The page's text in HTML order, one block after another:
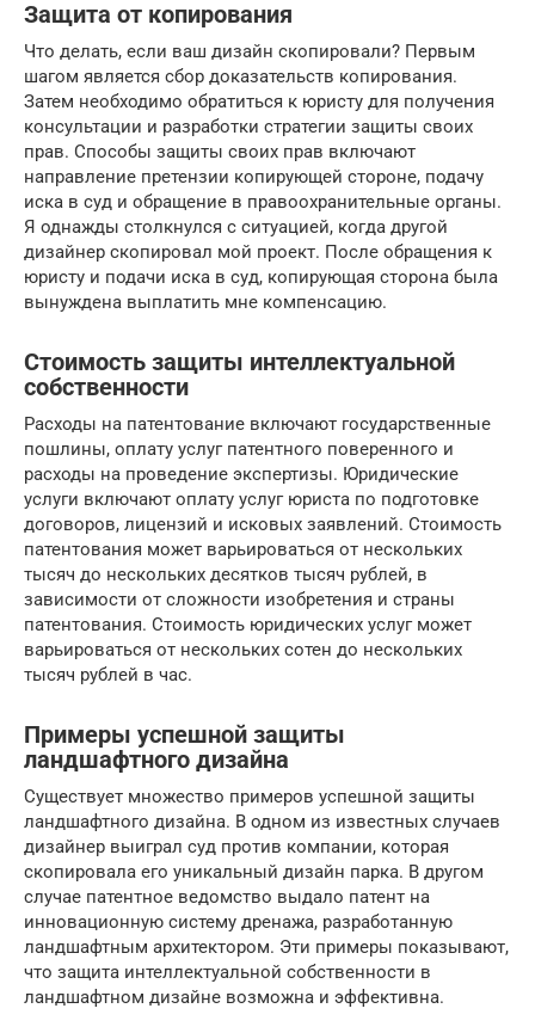
Защита от копирования
Что делать, если ваш дизайн скопировали? Первым
шагом является сбор доказательств копирования.
Затем необходимо обратиться к юристу для получения
консультации и разработки стратегии защиты своих
прав. Способы защиты своих прав включают
направление претензии копирующей стороне, подачу
иска в суд и обращение в правоохранительные органы.
Я однажды столкнулся с ситуацией, когда другой
дизайнер скопировал мой проект. После обращения к
юристу и подачи иска в суд, копирующая сторона была
вынуждена выплатить мне компенсацию.
Стоимость защиты интеллектуальной
собственности
Расходы на патентование включают государственные
пошлины, оплату услуг патентного поверенного и
расходы на проведение экспертизы. Юридические
услуги включают оплату услуг юриста по подготовке
договоров, лицензий и исковых заявлений. Стоимость
патентования может варьироваться от нескольких
тысяч до нескольких десятков тысяч рублей, в
зависимости от сложности изобретения и страны
патентования. Стоимость юридических услуг может
варьироваться от нескольких сотен до нескольких
тысяч рублей в час.
Примеры успешной защиты
ландшафтного дизайна
Существует множество примеров успешной защиты
ландшафтного дизайна. В одном из известных случаев
дизайнер выиграл суд против компании, которая
скопировала его уникальный дизайн парка. В другом
случае патентное ведомство выдало патент на
инновационную систему дренажа, разработанную
ландшафтным архитектором. Эти примеры показывают,
что защита интеллектуальной собственности в
ландшафтном дизайне возможна и эффективна.